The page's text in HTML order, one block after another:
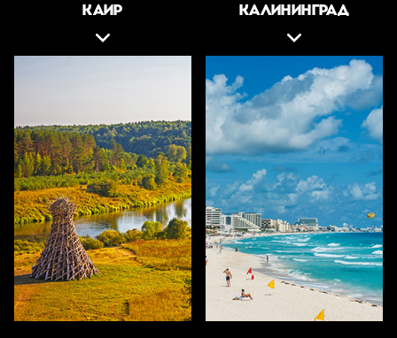
КАИР КАЛИНИНГРАД